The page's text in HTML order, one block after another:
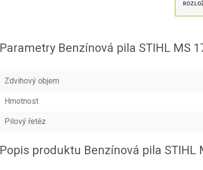
Parametry Benzínová pila STIHL MS
Zdvihový objem
Hmotnost
Pilový řetěz
Popis produktu Benzínová pila STIHL